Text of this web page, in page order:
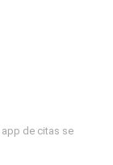
app de citas se